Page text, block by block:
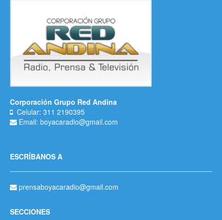
Corporación Grupo Red Andina
Celular: 311 2190395
Email: boyacaradio@gmail.com
ESCRÍBANOS A
prensaboyacaradio@gmail.com
SECCIONES